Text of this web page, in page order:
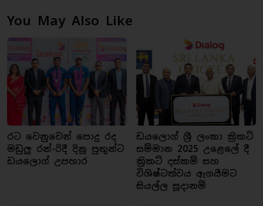
You May Also Like
රට වෙනුවෙන් පොදු රද
මඩුලු රන්-රිදී දිනූ පුතුන්ට
ඩයලොග් උපහාර
ඩයලොග් ශ්‍රී ලංකා ක්‍රිකට්
සම්මාන 2025 උළෙලේ දී
ක්‍රිකට් දස්කම් සහ
විශිෂ්ටත්වය ඇගයීමට
සියල්ල සූදානම්